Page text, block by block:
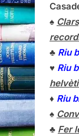
♠
♣ Riu
♥ Riu
♦ Riu
♠
♣ Fer